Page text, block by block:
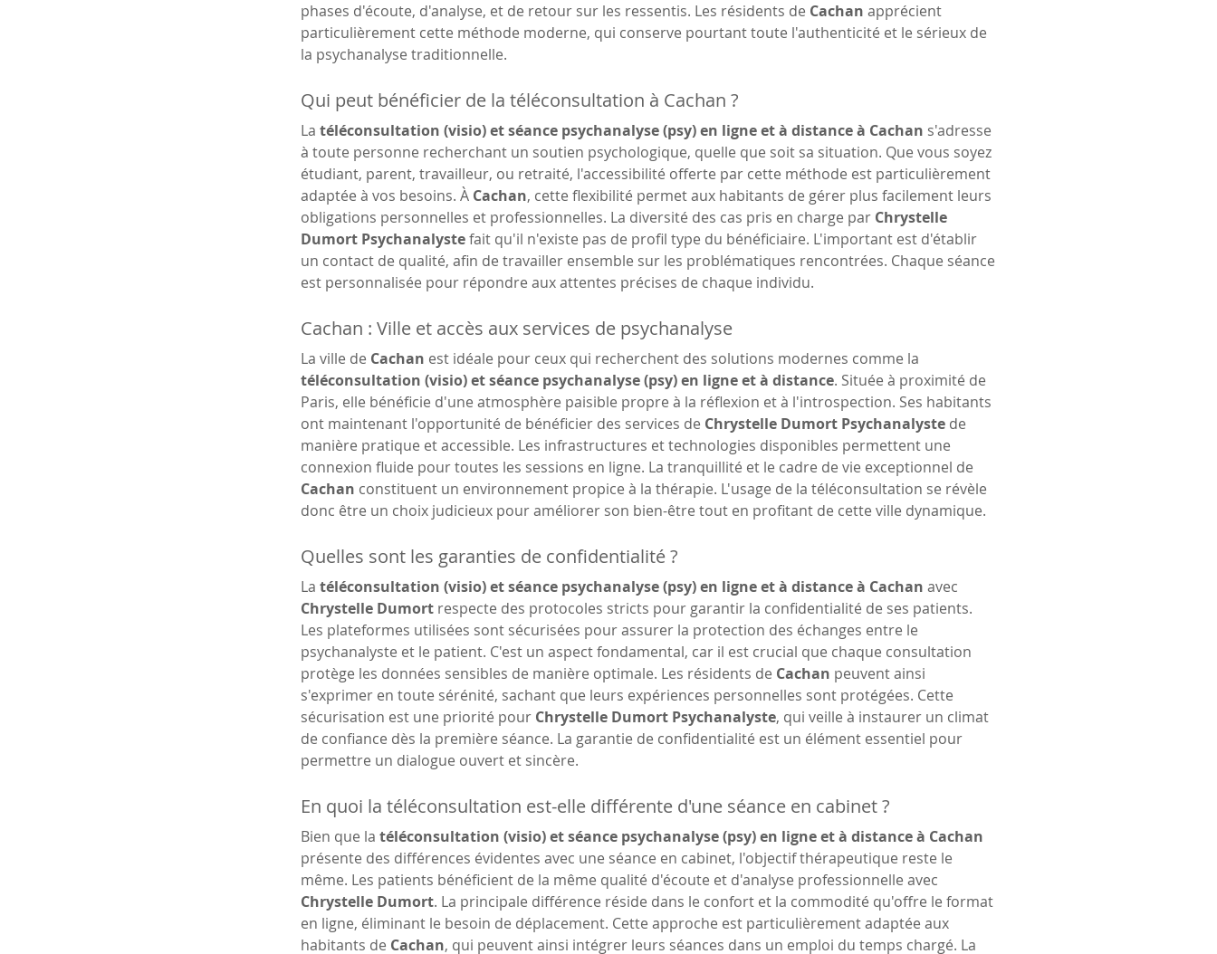
phases d'écoute, d'analyse, et de retour sur les ressentis. Les résidents de Cachan apprécient
particulièrement cette méthode moderne, qui conserve pourtant toute l'authenticité et le sérieux de
la psychanalyse traditionnelle.
Qui peut bénéficier de la téléconsultation à Cachan ?
La téléconsultation (visio) et séance psychanalyse (psy) en ligne et à distance à Cachan s'adresse
à toute personne recherchant un soutien psychologique, quelle que soit sa situation. Que vous soyez
étudiant, parent, travailleur, ou retraité, l'accessibilité offerte par cette méthode est particulièrement
adaptée à vos besoins. À Cachan, cette flexibilité permet aux habitants de gérer plus facilement leurs
obligations personnelles et professionnelles. La diversité des cas pris en charge par Chrystelle
Dumort Psychanalyste fait qu'il n'existe pas de profil type du bénéficiaire. L'important est d'établir
un contact de qualité, afin de travailler ensemble sur les problématiques rencontrées. Chaque séance
est personnalisée pour répondre aux attentes précises de chaque individu.
Cachan : Ville et accès aux services de psychanalyse
La ville de Cachan est idéale pour ceux qui recherchent des solutions modernes comme la
téléconsultation (visio) et séance psychanalyse (psy) en ligne et à distance. Située à proximité de
Paris, elle bénéficie d'une atmosphère paisible propre à la réflexion et à l'introspection. Ses habitants
ont maintenant l'opportunité de bénéficier des services de Chrystelle Dumort Psychanalyste de
manière pratique et accessible. Les infrastructures et technologies disponibles permettent une
connexion fluide pour toutes les sessions en ligne. La tranquillité et le cadre de vie exceptionnel de
Cachan constituent un environnement propice à la thérapie. L'usage de la téléconsultation se révèle
donc être un choix judicieux pour améliorer son bien-être tout en profitant de cette ville dynamique.
Quelles sont les garanties de confidentialité ?
La téléconsultation (visio) et séance psychanalyse (psy) en ligne et à distance à Cachan avec
Chrystelle Dumort respecte des protocoles stricts pour garantir la confidentialité de ses patients.
Les plateformes utilisées sont sécurisées pour assurer la protection des échanges entre le
psychanalyste et le patient. C'est un aspect fondamental, car il est crucial que chaque consultation
protège les données sensibles de manière optimale. Les résidents de Cachan peuvent ainsi
s'exprimer en toute sérénité, sachant que leurs expériences personnelles sont protégées. Cette
sécurisation est une priorité pour Chrystelle Dumort Psychanalyste, qui veille à instaurer un climat
de confiance dès la première séance. La garantie de confidentialité est un élément essentiel pour
permettre un dialogue ouvert et sincère.
En quoi la téléconsultation est-elle différente d'une séance en cabinet ?
Bien que la téléconsultation (visio) et séance psychanalyse (psy) en ligne et à distance à Cachan
présente des différences évidentes avec une séance en cabinet, l'objectif thérapeutique reste le
même. Les patients bénéficient de la même qualité d'écoute et d'analyse professionnelle avec
Chrystelle Dumort. La principale différence réside dans le confort et la commodité qu'offre le format
en ligne, éliminant le besoin de déplacement. Cette approche est particulièrement adaptée aux
habitants de Cachan, qui peuvent ainsi intégrer leurs séances dans un emploi du temps chargé. La